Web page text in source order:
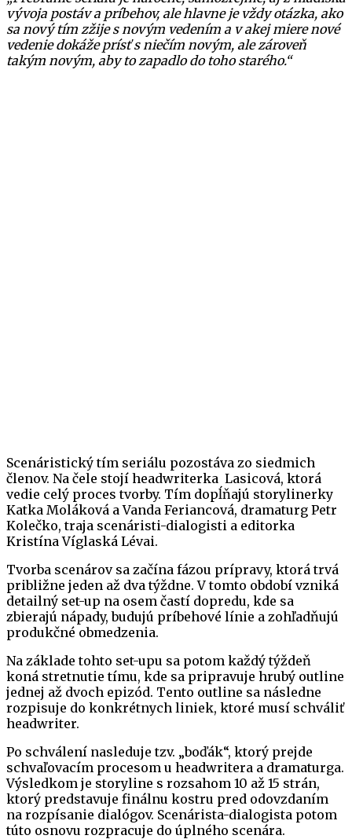
vývoja postáv a príbehov, ale hlavne je vždy otázka, ako
sa nový tím zžije s novým vedením a v akej miere nové
vedenie dokáže prísť s niečím novým, ale zároveň
takým novým, aby to zapadlo do toho starého.“
Scenáristický tím seriálu pozostáva zo siedmich
členov. Na čele stojí headwriterka Lasicová, ktorá
vedie celý proces tvorby. Tím dopĺňajú storylinerky
Katka Moláková a Vanda Feriancová, dramaturg Petr
Kolečko, traja scenáristi-dialogisti a editorka
Kristína Víglaská Lévai.
Tvorba scenárov sa začína fázou prípravy, ktorá trvá
približne jeden až dva týždne. V tomto období vzniká
detailný set-up na osem častí dopredu, kde sa
zbierajú nápady, budujú príbehové línie a zohľadňujú
produkčné obmedzenia.
Na základe tohto set-upu sa potom každý týždeň
koná stretnutie tímu, kde sa pripravuje hrubý outline
jednej až dvoch epizód. Tento outline sa následne
rozpisuje do konkrétnych liniek, ktoré musí schváliť
headwriter.
Po schválení nasleduje tzv. „boďák“, ktorý prejde
schvaľovacím procesom u headwritera a dramaturga.
Výsledkom je storyline s rozsahom 10 až 15 strán,
ktorý predstavuje finálnu kostru pred odovzdaním
na rozpísanie dialógov. Scenárista-dialogista potom
túto osnovu rozpracuje do úplného scenára.